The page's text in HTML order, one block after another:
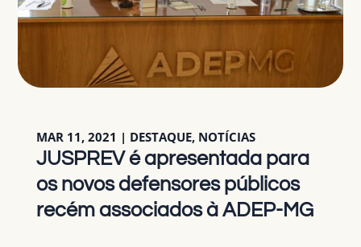
JUSPREV é apresentada para
os novos defensores públicos
recém associados à ADEP-MG
MAR 11, 2021 | DESTAQUE, NOTÍCIAS